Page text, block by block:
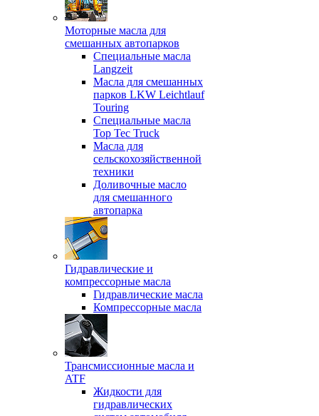
Моторные масла для
смешанных автопарков
Специальные масла
Langzeit
Масла для смешанных
парков LKW Leichtlauf
Touring
Специальные масла
Top Tec Truck
Масла для
сельскохозяйственной
техники
Доливочные масло
для смешанного
автопарка
Гидравлические и
компрессорные масла
Гидравлические масла
Компрессорные масла
Трансмиссионные масла и
ATF
Жидкости для
гидравлических